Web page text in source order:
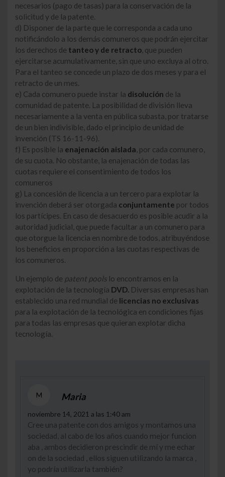
necesarios (pago de tasas) para la conservación de la
solicitud y de la patente.
d) Disponer de la parte que le corresponda a cada uno
notificándolo a los demás comuneros que podrán ejercitar
los derechos de tanteo y de retracto , que pueden
ejercitarse acumulativamente, sin que uno excluya al otro.
Para el tanteo se concede un plazo de dos meses y para el
retracto de un mes.
e) Cada comunero puede instar la disolución de la
comunidad de patente. La posibilidad de división lleva
necesariamente a la venta en pública subasta, por tratarse
de un bien indivisible, dado el principio de unidad de
invención (TS 16-11-96).
f) Es posible la enajenación aislada , por cada comunero,
de su cuota. No obstante, la enajenación de todas las
cuotas requiere el consentimiento de todos los
comuneros
g) La concesión de licencia a un tercero para explotar la
invención deberá ser otorgada conjuntamente por todos
los partícipes. En caso de desacuerdo es posible acudir a la
autoridad judicial, que puede facultar a un comunero para
que otorgue la licencia en nombre de todos, atribuyéndose
los beneficios en proporción a las cuotas respectivas de
los comuneros.
Un ejemplo de patent pools lo encontramos en la
explotación de la tecnología DVD. Diversas empresas han
establecido una red mundial de licencias no exclusivas
para la explotación de la tecnológica en condiciones fijas
para todas las empresas que quieran explotar dicha
tecnología.
M Maria
noviembre 14, 2021 a las 1:40 am
Cree una patente con dos amigos y montamos una
sociedad, al cabo de los años cuando mejor funcion
aba , ambos decidieron prescindir de mí y me echar
on de la sociedad , ellos siguen utilizando la marca ,
yo podría utilizarla también?